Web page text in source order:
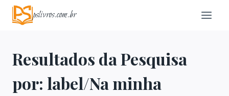
Pular
para
pslivros.com.br
Resultados da Pesquisa
por: label/Na minha